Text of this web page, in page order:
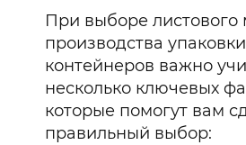
При выборе листового
производства
контейнеров важно
несколько ключевых
которые помогут вам
правильный выбор: